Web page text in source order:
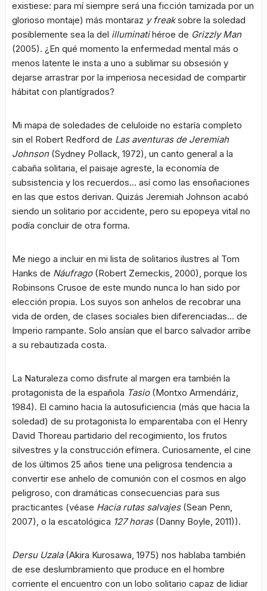
existiese: para mí siempre será una ficción tamizada por un
glorioso montaje) más montaraz y freaksobre la soledad
posiblemente sea la del illuminatihéroe de Grizzly Man
(2005). ¿En qué momento la enfermedad mental más o
menos latente le insta a uno a sublimar su obsesión y
dejarse arrastrar por la imperiosa necesidad de compartir
hábitat con plantígrados?
Mi mapa de soledades de celuloide no estaría completo
sin el Robert Redford de Las aventuras de Jeremiah
Johnson(Sydney Pollack, 1972), un canto general a la
cabaña solitaria, el paisaje agreste, la economía de
subsistencia y los recuerdos… así como las ensoñaciones
en las que estos derivan. Quizás Jeremiah Johnson acabó
siendo un solitario por accidente, pero su epopeya vital no
podía concluir de otra forma.
Me niego a incluir en mi lista de solitarios ilustres al Tom
Hanks de Náufrago(Robert Zemeckis, 2000), porque los
Robinsons Crusoe de este mundo nunca lo han sido por
elección propia. Los suyos son anhelos de recobrar una
vida de orden, de clases sociales bien diferenciadas… de
Imperio rampante. Solo ansían que el barco salvador arribe
a su rebautizada costa.
La Naturaleza como disfrute al margen era también la
protagonista de la española Tasio(Montxo Armendáriz,
1984). El camino hacia la autosuficiencia (más que hacia la
soledad) de su protagonista lo emparentaba con el Henry
David Thoreau partidario del recogimiento, los frutos
silvestres y la construcción efímera. Curiosamente, el cine
de los últimos 25 años tiene una peligrosa tendencia a
convertir ese anhelo de comunión con el cosmos en algo
peligroso, con dramáticas consecuencias para sus
practicantes (véase Hacia rutas salvajes(Sean Penn,
2007), o la escatológica 127 horas(Danny Boyle, 2011)).
Dersu Uzala(Akira Kurosawa, 1975) nos hablaba también
de ese deslumbramiento que produce en el hombre
corriente el encuentro con un lobo solitario capaz de lidiar